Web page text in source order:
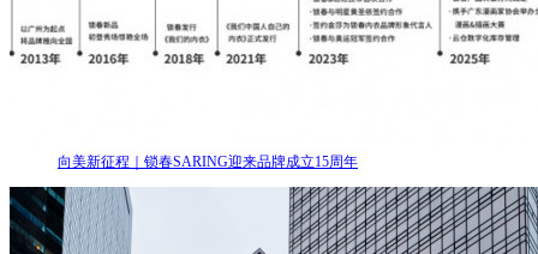
向美新征程｜锁春SARING迎来品牌成立15周年